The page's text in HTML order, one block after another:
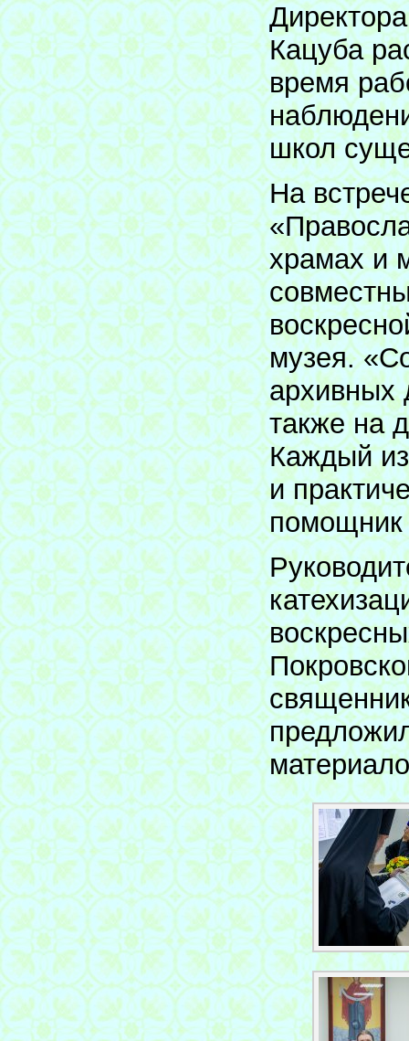
Кацуба
время
школ
На
храмах и
музея.
архивных
также на
Каждый
и
помощник